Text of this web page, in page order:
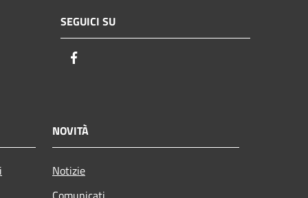
SEGUICI SU
NOVITÀ
Notizie